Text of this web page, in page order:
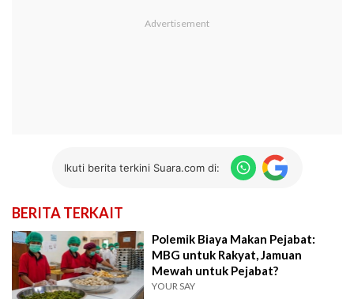
Ikuti berita terkini Suara.com di:
BERITA TERKAIT
Polemik Biaya Makan Pejabat:
MBG untuk Rakyat, Jamuan
Mewah untuk Pejabat?
YOUR SAY